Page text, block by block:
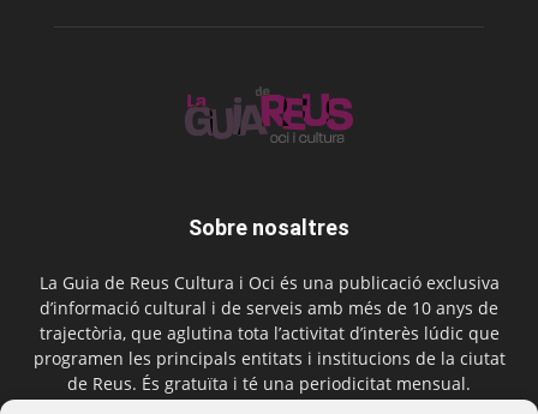
Sobre nosaltres
La Guia de Reus Cultura i Oci és una publicació exclusiva
d’informació cultural i de serveis amb més de 10 anys de
trajectòria, que aglutina tota l’activitat d’interès lúdic que
programen les principals entitats i institucions de la ciutat
de Reus. És gratuïta i té una periodicitat mensual.